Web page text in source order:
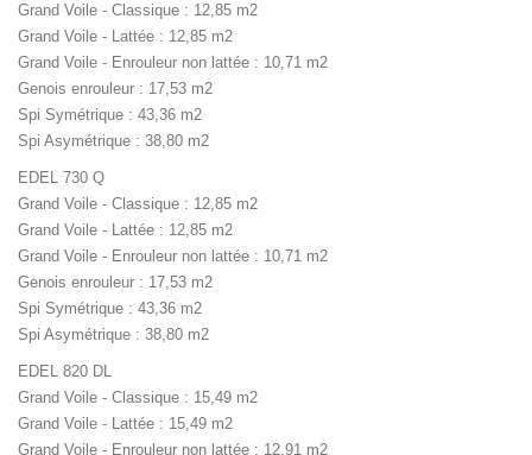
Grand Voile - Classique : 12,85 m2
Grand Voile - Lattée : 12,85 m2
Grand Voile - Enrouleur non lattée : 10,71 m2
Genois enrouleur : 17,53 m2
Spi Symétrique : 43,36 m2
Spi Asymétrique : 38,80 m2
EDEL 730 Q
Grand Voile - Classique : 12,85 m2
Grand Voile - Lattée : 12,85 m2
Grand Voile - Enrouleur non lattée : 10,71 m2
Genois enrouleur : 17,53 m2
Spi Symétrique : 43,36 m2
Spi Asymétrique : 38,80 m2
EDEL 820 DL
Grand Voile - Classique : 15,49 m2
Grand Voile - Lattée : 15,49 m2
Grand Voile - Enrouleur non lattée : 12,91 m2